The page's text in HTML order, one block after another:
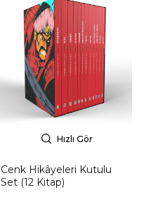
Hızlı Gör
Cenk Hikâyeleri Kutulu
Set (12 Kitap)